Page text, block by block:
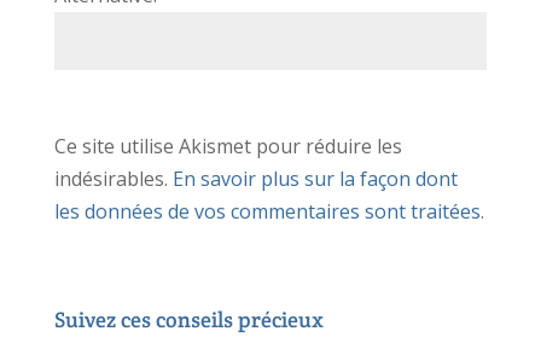
Ce site utilise Akismet pour réduire les
indésirables. En savoir plus sur la façon dont
les données de vos commentaires sont traitées.
Suivez ces conseils précieux